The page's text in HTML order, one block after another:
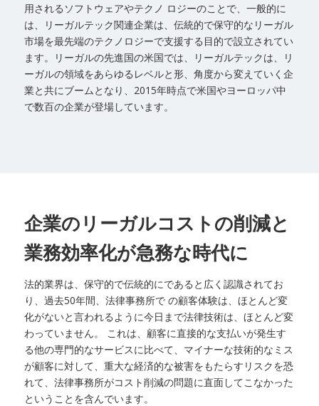
用されるソフトウェアやテクノ ロジーのことで、一般的に
は、リーガルテック関連企業は、伝統的で保守的なリーガル
市場を最先端のテクノロジーで支援する目的で設立されてい
ます。リーガルの先進国の米国では、リーガルテックは、リ
ーガルの領域をあらゆるレベルと形、角度から変えていく企
業と共にブームとなり、2015年時点で米国やヨーロッパ中
で数百の企業が登場しています。
企業のリーガルコストの削減と
業務効率化が急務な時代に
法的業界は、保守的で伝統的にであると広く認識されてお
り、過去50年間、法律事務所で の顧客体験は、ほとんど変
化がないと言われるように今日まで法律技術は、ほとんど変
わっていません。 これは、顧客に直接的な支払いが発生す
る他の専門的なサービスに比べて、マイナーな技術的なミス
が顧客に対して、重大な経済的な被害をもたらすリスクを恐
れて、法律事務所がコスト削減の問題に直面してこなかった
ということを含んでいます。